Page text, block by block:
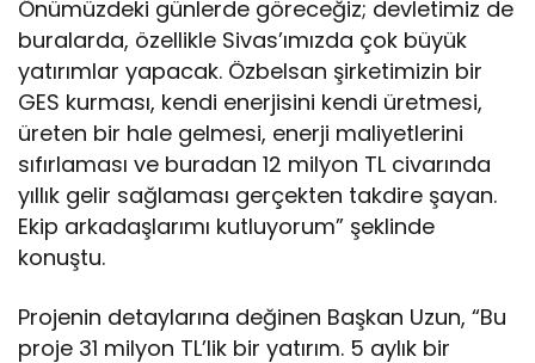
Önümüzdeki günlerde göreceğiz; devletimiz de
buralarda, özellikle Sivas’ımızda çok büyük
yatırımlar yapacak. Özbelsan şirketimizin bir
GES kurması, kendi enerjisini kendi üretmesi,
üreten bir hale gelmesi, enerji maliyetlerini
sıfırlaması ve buradan 12 milyon TL civarında
yıllık gelir sağlaması gerçekten takdire şayan.
Ekip arkadaşlarımı kutluyorum” şeklinde
konuştu.
Projenin detaylarına değinen Başkan Uzun, “Bu
proje 31 milyon TL’lik bir yatırım. 5 aylık bir